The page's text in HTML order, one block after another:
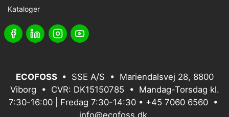
Kataloger
ECOFOSS • SSE A/S • Mariendalsvej 28, 8800
Viborg • CVR: DK15150785 • Mandag-Torsdag kl.
7:30-16:00 | Fredag 7:30-14:30 • +45 7060 6560 •
info@ecofoss.dk